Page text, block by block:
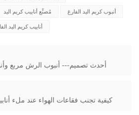
مُصنِّع أنابيب كريم اليد أنبوب كريم اليد الفارغ
أنابيب كريم اليد
أحدث تصميم--- أنبوب الرش مربع
كيفية تجنب فقاعات الهواء عند ملء